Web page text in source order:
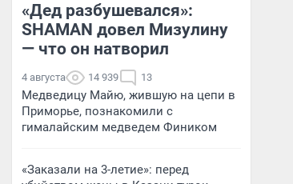
«Дед разбушевался»:
SHAMAN довел Мизулину
— что он натворил
4 августа 14 939 13
Медведицу Майю, жившую на цепи в
Приморье, познакомили с
гималайским медведем Фиником
«Заказали на 3-летие»: перед